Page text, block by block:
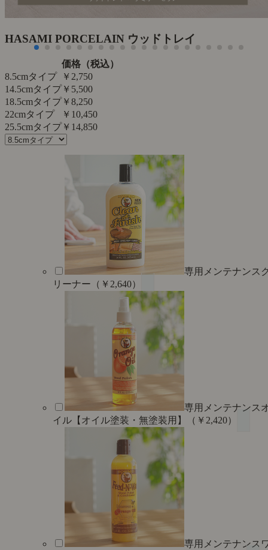
HASAMI PORCELAIN ウッドトレイ
価格（税込）
8.5cmタイプ
￥2,750
14.5cmタイプ￥5,500
18.5cmタイプ￥8,250
22cmタイプ
￥10,450
25.5cmタイプ￥14,850
専用メンテナンス
リーナー（￥2,640）
専用メンテナンス
イル【オイル塗装・無塗装用】（￥2,420）
専用メンテナンス